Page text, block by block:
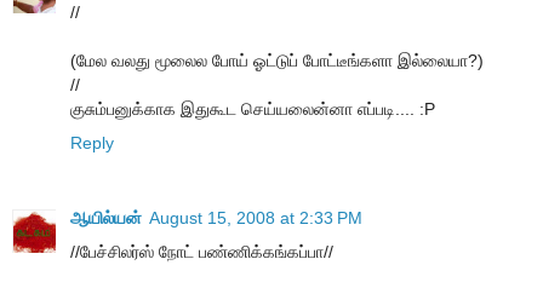
//
(மேல வலது மூலைல போய் ஓட்டுப் போட்டீங்களா இல்லையா?)
//
குசும்பனுக்காக இதுகூட செய்யலைன்னா எப்படி.... :P
Reply
ஆயில்யன் August 15, 2008 at 2:33 PM
//பேச்சிலர்ஸ் நோட் பண்ணிக்கங்கப்பா//